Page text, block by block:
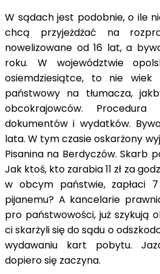
W sądach jest podobnie, o ile
chcą przyjeżdżać na
nowelizowane od 16 lat, a
roku. W województwie
osiemdziesiątce, to nie wiek
państwowy na tłumacza,
obcokrajowców.
dokumentów i wydatków.
lata. W tym czasie oskarżony
Pisanina na Berdyczów. Skarb
Jak ktoś, kto zarabia 11 zł za
w obcym państwie, zapłaci
pijanemu? A kancelarie
pro państwowości, już szykują
ci skarżyli się do sądu o
wydawaniu kart pobytu.
dopiero się zaczyna.